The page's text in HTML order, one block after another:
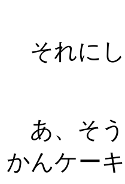
それにし
あ、そう
かんケー